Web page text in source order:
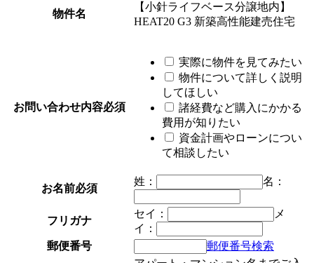
物件名
【小針ライフベース分譲地内】
HEAT20 G3 新築高性能建売住宅
お問い合わせ内容必須
実際に物件を見てみたい
物件について詳しく説明
してほしい
諸経費など購入にかかる
費用が知りたい
資金計画やローンについ
て相談したい
お名前必須
姓： 名：
フリガナ
セイ：
メ
イ：
郵便番号
郵便番号検索